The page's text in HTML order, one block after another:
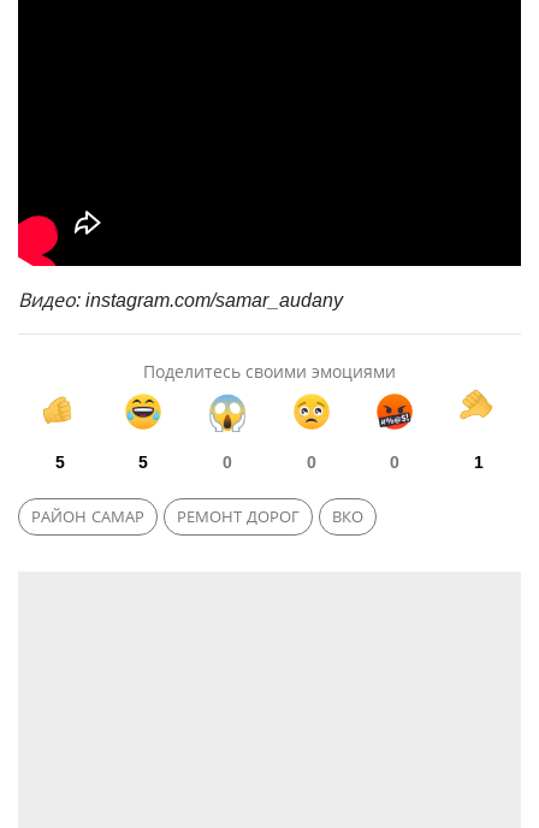
Видео: instagram.com/samar_audany
Поделитесь своими эмоциями
5 5 0 0 0 1
РАЙОН САМАР РЕМОНТ ДОРОГ ВКО